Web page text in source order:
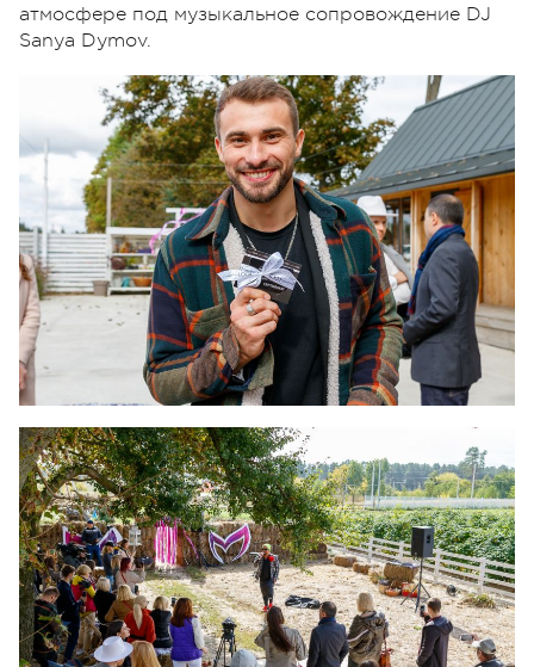
атмосфере под музыкальное сопровождение DJ
Sanya Dymov.